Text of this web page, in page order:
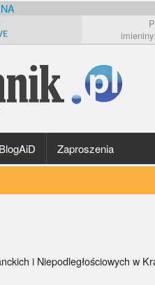
BlogAiD Zaproszenia
i Niepodległościowych w